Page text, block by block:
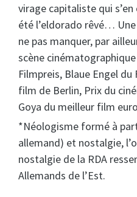
virage capitaliste qui s’en
été l’eldorado rêvé…
ne pas manquer, par
scène
Filmpreis, Blaue Engel
film de Berlin, Prix du
Goya du meilleur film
*Néologisme formé à
allemand) et nostalgie,
nostalgie de la RDA
Allemands de l’Est.